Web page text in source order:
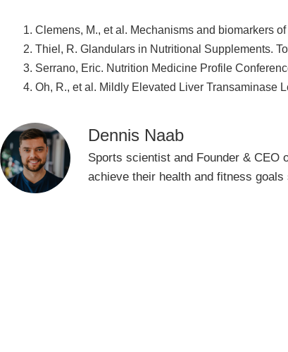
Clemens, M., et al. Mechanisms and biomarkers
Thiel, R. Glandulars in Nutritional Supplements.
Serrano, Eric. Nutrition Medicine Profile
Oh, R., et al. Mildly Elevated Liver Transaminase
Dennis Naab
Sports scientist and Founder & CEO
achieve their health and fitness goals